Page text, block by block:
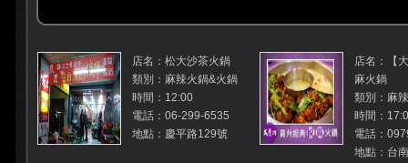
店名：松大沙茶火鍋
類別：麻辣火鍋&火鍋
時間：12:00
電話：06-299-6535
地點：慶平路129號
店名：【
麻火鍋
類別：麻
時間：
電話：
地點：台